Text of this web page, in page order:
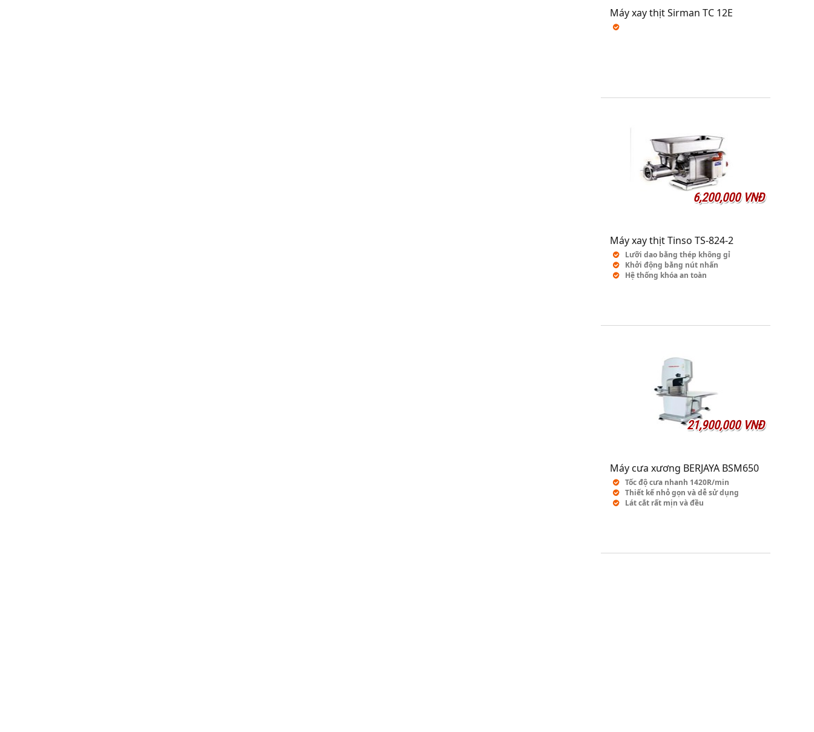
Máy xay thịt Sirman TC 12E
6,200,000 VNĐ
Máy xay thịt Tinso TS-824-2
Lưỡi dao bằng thép không gỉ
Khởi động bằng nút nhấn
Hệ thống khóa an toàn
21,900,000 VNĐ
Máy cưa xương BERJAYA BSM650
Tốc độ cưa nhanh 1420R/min
Thiết kế nhỏ gọn và dễ sử dụng
Lát cắt rất mịn và đều